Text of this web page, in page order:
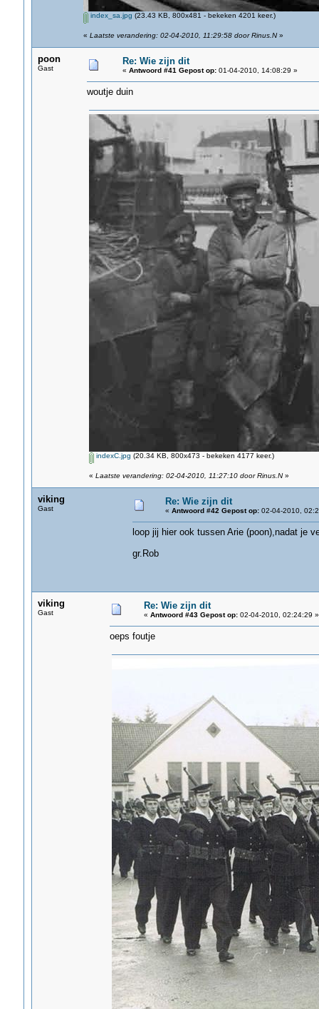
index_sa.jpg (23.43 KB, 800x481 - bekeken 4201 keer.)
« Laatste verandering: 02-04-2010, 11:29:58 door Rinus.N»
poon
Gast
Re: Wie zijn dit
« Antwoord #41 Gepost op:01-04-2010, 14:08:29 »
woutje duin
indexC.jpg (20.34 KB, 800x473 - bekeken 4177 keer.)
« Laatste verandering: 02-04-2010, 11:27:10 door Rinus.N»
viking
Gast
Re: Wie zijn dit
« Antwoord #42 Gepost op:02-04-2010,
loop jij hier ook tussen Arie (poon),nadat je
gr.Rob
viking
Gast
Re: Wie zijn dit
« Antwoord #43 Gepost op:02-04-2010, 02:24:29 »
oeps foutje